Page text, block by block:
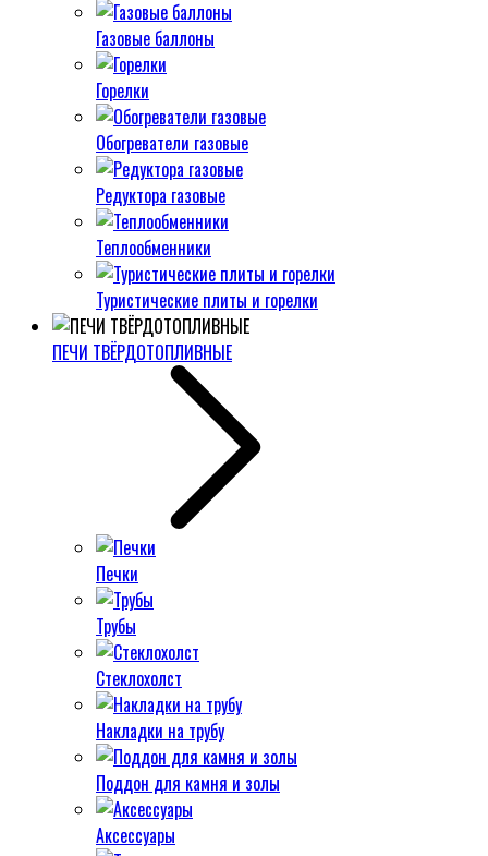
Газовые баллоны
Горелки
Обогреватели газовые
Редуктора газовые
Теплообменники
Туристические плиты и горелки
ПЕЧИ ТВЁРДОТОПЛИВНЫЕ
Печки
Трубы
Стеклохолст
Накладки на трубу
Поддон для камня и золы
Аксессуары